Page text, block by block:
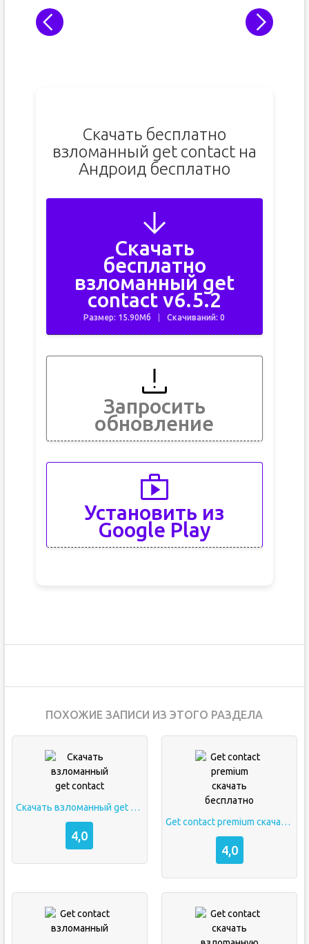
Скачать бесплатно
взломанный get contact на
Андроид бесплатно
Скачать
бесплатно
взломанный get
contact v6.5.2
Размер: 15.90Мб Скачиваний: 0
Запросить
обновление
Установить из
Google Play
ПОХОЖИЕ ЗАПИСИ ИЗ ЭТОГО РАЗДЕЛА
Скачать взломанный get contact
4,0
Get contact premium скачать бесплатно
4,0